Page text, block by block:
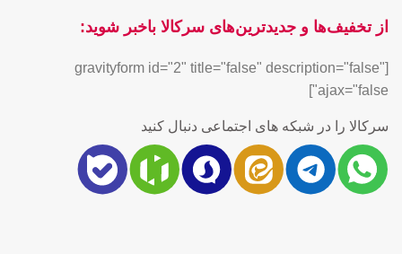
از تخفیف‌ها و جدیدترین‌های سرکالا باخبر شوید:
[gravityform id="2" title="false" description="false"
ajax="false"]
سرکالا را در شبکه های اجتماعی دنبال کنید